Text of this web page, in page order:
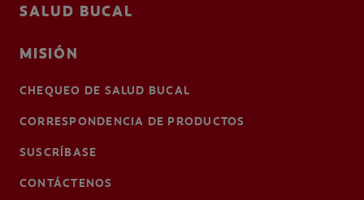
SALUD BUCAL
MISIÓN
CHEQUEO DE SALUD BUCAL
CORRESPONDENCIA DE PRODUCTOS
SUSCRÍBASE
CONTÁCTENOS